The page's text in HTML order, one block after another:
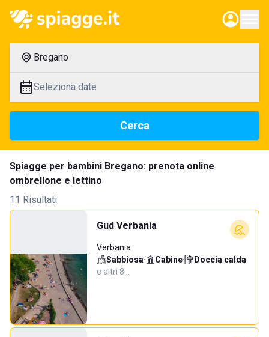
Bregano
Seleziona date
Cerca
Spiagge per bambini Bregano: prenota online
ombrellone e lettino
11 Risultati
Gud Verbania
Verbania
Sabbiosa· Cabine· Doccia calda·
e altri 8…